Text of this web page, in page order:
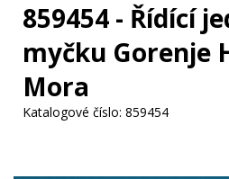
859454 - Řídící
myčku Gorenje
Mora
Katalogové číslo: 859454